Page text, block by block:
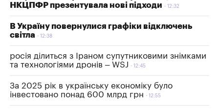
НКЦПФР презентувала нові підходи
12:32
В Україну повернулися графіки відключень
світла
12:38
росія ділиться з Іраном супутниковими знімками
та технологіями дронів – WSJ
12:45
За 2025 рік в українську економіку було
інвестовано понад 600 млрд грн
12:55